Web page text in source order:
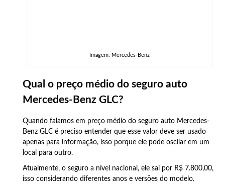
Imagem: Mercedes-Benz
Qual o preço médio do seguro auto
Mercedes-Benz GLC?
Quando falamos em preço médio do seguro auto Mercedes-
Benz GLC é preciso entender que esse valor deve ser usado
apenas para informação, isso porque ele pode oscilar em um
local para outro.
Atualmente, o seguro a nível nacional, ele sai por R$ 7.800,00,
isso considerando diferentes anos e versões do modelo.